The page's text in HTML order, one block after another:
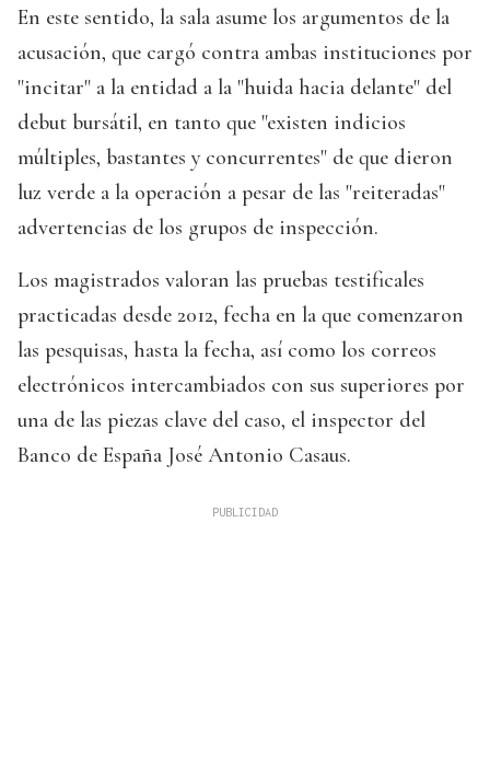
En este sentido, la sala asume los argumentos de la
acusación, que cargó contra ambas instituciones por
"incitar" a la entidad a la "huida hacia delante" del
debut bursátil, en tanto que "existen indicios
múltiples, bastantes y concurrentes" de que dieron
luz verde a la operación a pesar de las "reiteradas"
advertencias de los grupos de inspección.
Los magistrados valoran las pruebas testificales
practicadas desde 2012, fecha en la que comenzaron
las pesquisas, hasta la fecha, así como los correos
electrónicos intercambiados con sus superiores por
una de las piezas clave del caso, el inspector del
Banco de España José Antonio Casaus.